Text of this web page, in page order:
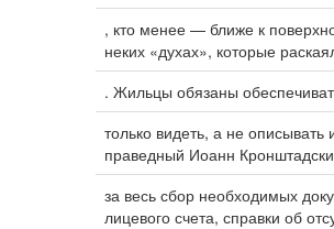
, кто менее — ближе к
неких «духах», которые
. Жильцы обязаны
только видеть, а не
праведный Иоанн
за весь сбор необходимых
лицевого счета, справки об